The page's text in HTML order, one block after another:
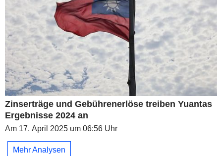
Zinserträge und Gebührenerlöse treiben Yuantas
Ergebnisse 2024 an
Am 17. April 2025 um 06:56 Uhr
Mehr Analysen